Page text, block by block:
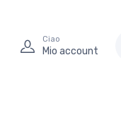
Ciao
Mio account